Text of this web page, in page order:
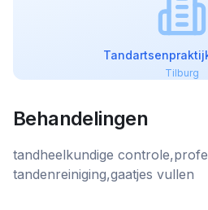
Tilburg
Behandelingen
tandheelkundige
tandenreiniging,gaatjes vullen